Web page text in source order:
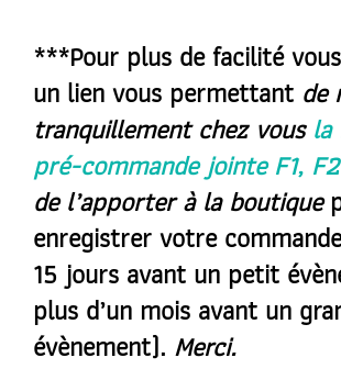
***Pour plus de facilité
un lien vous permettant de
tranquillement chez vous
pré-commande jointe F1,
de l’apporter à la boutique
enregistrer votre
15 jours avant un petit
plus d’un mois avant un
évènement). Merci.